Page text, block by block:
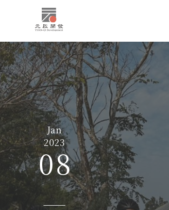
Jan
2023
08